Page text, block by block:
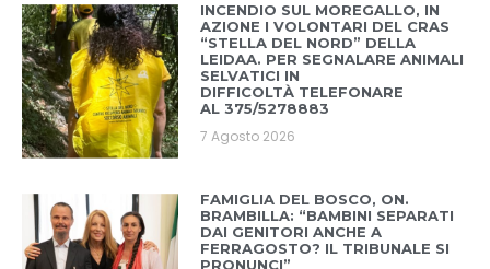
INCENDIO SUL MOREGALLO, IN
AZIONE I VOLONTARI DEL CRAS
“STELLA DEL NORD” DELLA
LEIDAA. PER SEGNALARE ANIMALI
SELVATICI IN
DIFFICOLTÀ TELEFONARE
AL 375/5278883
7 Agosto 2026
FAMIGLIA DEL BOSCO, ON.
BRAMBILLA: “BAMBINI SEPARATI
DAI GENITORI ANCHE A
FERRAGOSTO? IL TRIBUNALE SI
PRONUNCI”